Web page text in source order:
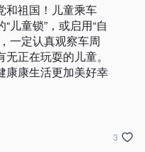
和祖国！儿童乘车
儿童锁”，或启用“自
一定认真观察车周
正在玩耍的儿童。
康康生活更加美好幸
3